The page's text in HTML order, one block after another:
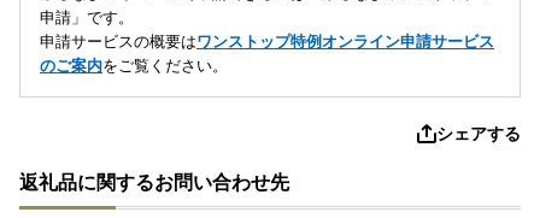
申請」です。
申請サービスの概要はワンストップ特例オンライン申請サービス
のご案内をご覧ください。
シェアする
返礼品に関するお問い合わせ先